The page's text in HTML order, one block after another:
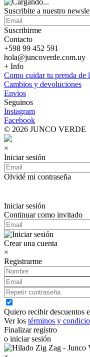
Suscribite a nuestro
Suscribirme
Contacto
+598 99 452 591
hola@juncoverde.com.uy
+ Info
Como cuidar tu prenda de
Cambios y devoluciones
Envios
Seguinos
Instagram
Facebook
© 2026 JUNCO VERDE
×
Iniciar sesión
Olvidé mi contraseña
Iniciar sesión
Continuar como invitado
Crear una cuenta
×
Registrarme
Quiero recibir descuentos
Ver los términos y
Finalizar registro
o iniciar sesión